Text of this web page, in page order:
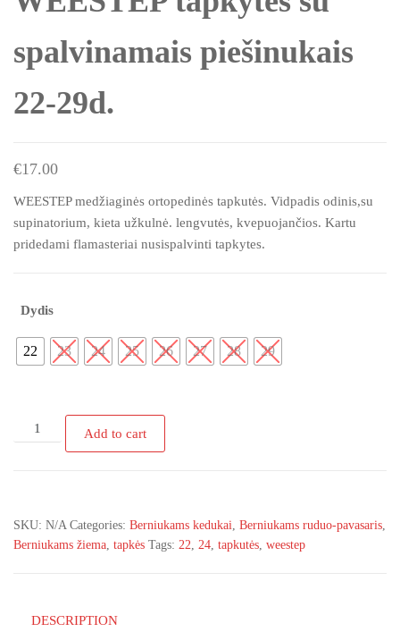
spalvinamais piešinukais
22-29d.
€17.00
WEESTEP medžiaginės ortopedinės tapkutės. Vidpadis odinis,su
supinatorium, kieta užkulnė. lengvutės, kvepuojančios. Kartu
pridedami flamasteriai nusispalvinti tapkytes.
Dydis
22 23 24 25 26 27 28 29
WEESTEP
tapkytės
22-
29d.
Add to cart
SKU: N/A Categories: Berniukams kedukai, Berniukams ruduo-pavasaris,
Berniukams žiema, tapkės Tags: 22, 24, tapkutės, weestep
DESCRIPTION